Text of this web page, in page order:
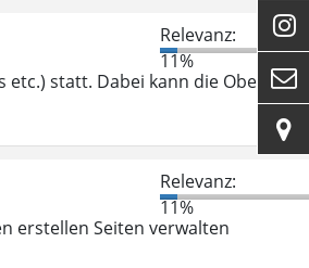
Relevanz:
11%
statt. Dabei kann die
Relevanz:
11%
erstellen Seiten verwalten


